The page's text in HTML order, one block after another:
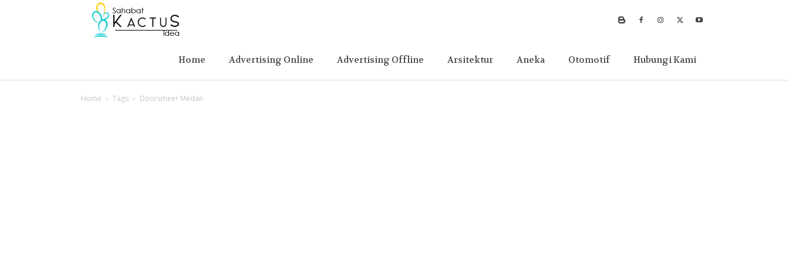
Advertising
Home Advertising Online Advertising Offline Arsitektur Aneka Otomotif Hubungi Kami
Home Tags Doorsmeer Medan